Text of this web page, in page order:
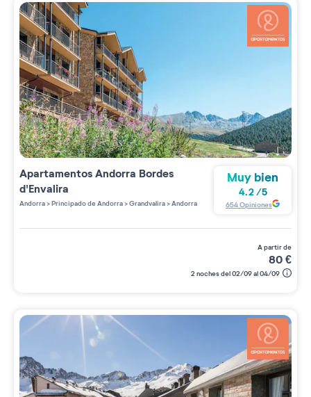
ApartamentosAndorra Bordes
d'Envalira
Andorra>Principado de Andorra>Grandvalira>Andorra
Muy bien
4.2/5
654Opiniones
a partir de
80€
2 noches del 02/09 al 04/09